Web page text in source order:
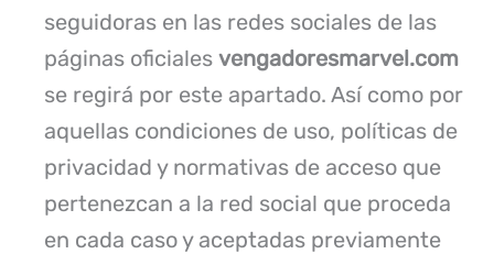
seguidoras en las redes sociales de las
páginas oficiales vengadoresmarvel.com
se regirá por este apartado. Así como por
aquellas condiciones de uso, políticas de
privacidad y normativas de acceso que
pertenezcan a la red social que proceda
en cada caso y aceptadas previamente